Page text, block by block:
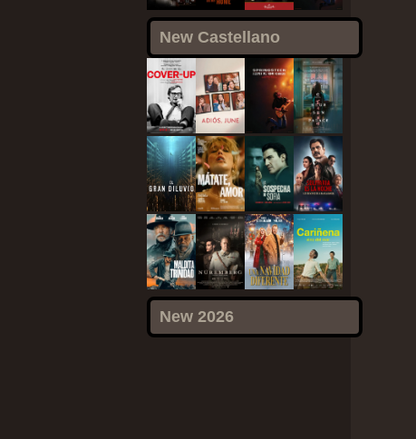
New Castellano
New 2026